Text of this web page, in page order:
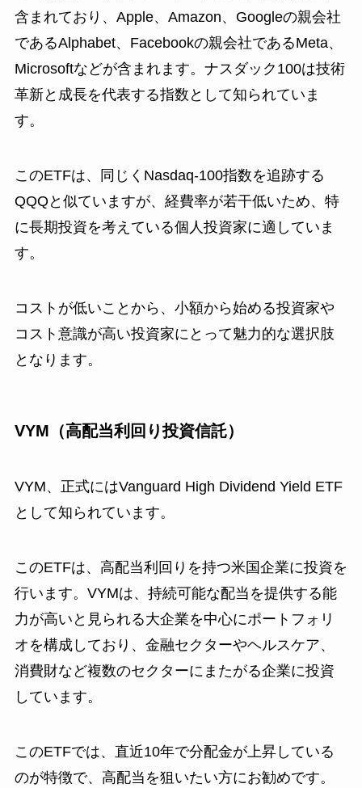
含まれており、Apple、Amazon、Googleの親会社
であるAlphabet、Facebookの親会社であるMeta、
Microsoftなどが含まれます。ナスダック100は技術
革新と成長を代表する指数として知られていま
す。
このETFは、同じくNasdaq-100指数を追跡する
QQQと似ていますが、経費率が若干低いため、特
に長期投資を考えている個人投資家に適していま
す。
コストが低いことから、小額から始める投資家や
コスト意識が高い投資家にとって魅力的な選択肢
となります。
VYM（高配当利回り投資信託）
VYM、正式にはVanguard High Dividend Yield ETF
として知られています。
このETFは、高配当利回りを持つ米国企業に投資を
行います。VYMは、持続可能な配当を提供する能
力が高いと見られる大企業を中心にポートフォリ
オを構成しており、金融セクターやヘルスケア、
消費財など複数のセクターにまたがる企業に投資
しています。
このETFでは、直近10年で分配金が上昇している
のが特徴で、高配当を狙いたい方にお勧めです。